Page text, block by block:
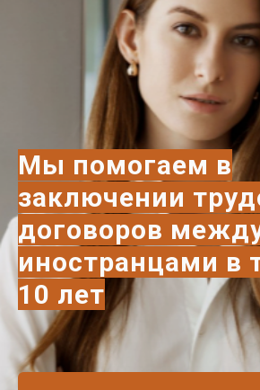
Мы помогаем в
заключении
договоров
иностранцами в
10 лет